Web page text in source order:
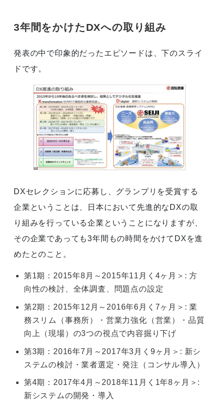
3年間をかけたDXへの取り組み
発表の中で印象的だったエピソードは、下のスライ
ドです。
DXセレクションに応募し、グランプリを受賞する
企業ということは、日本において先進的なDXの取
り組みを行っている企業ということになりますが、
その企業であっても3年間もの時間をかけてDXを進
めたとのこと。
第1期：2015年8月～2015年11月く4ヶ月＞: 方
向性の検討、全体調査、問題点の設定
第2期：2015年12月～2016年6月く7ヶ月＞: 業
務スリム（事務所）・営業力強化（営業）・品質
向上（現場）の3つの視点で内容掘り下げ
第3期：2016年7月～2017年3月く9ヶ月＞: 新シ
ステムの検討・業者選定・発注（コンサル導入）
第4期：2017年4月～2018年11月く1年8ヶ月＞:
新システムの開発・導入